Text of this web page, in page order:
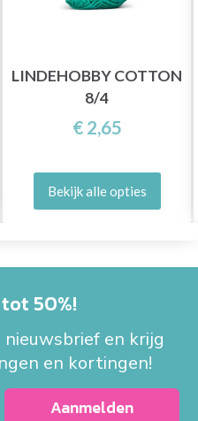
LINDEHOBBY COTTON
8/4
€ 2,65
Bekijk alle opties
50%!
en krijg
en kortingen!
Aanmelden